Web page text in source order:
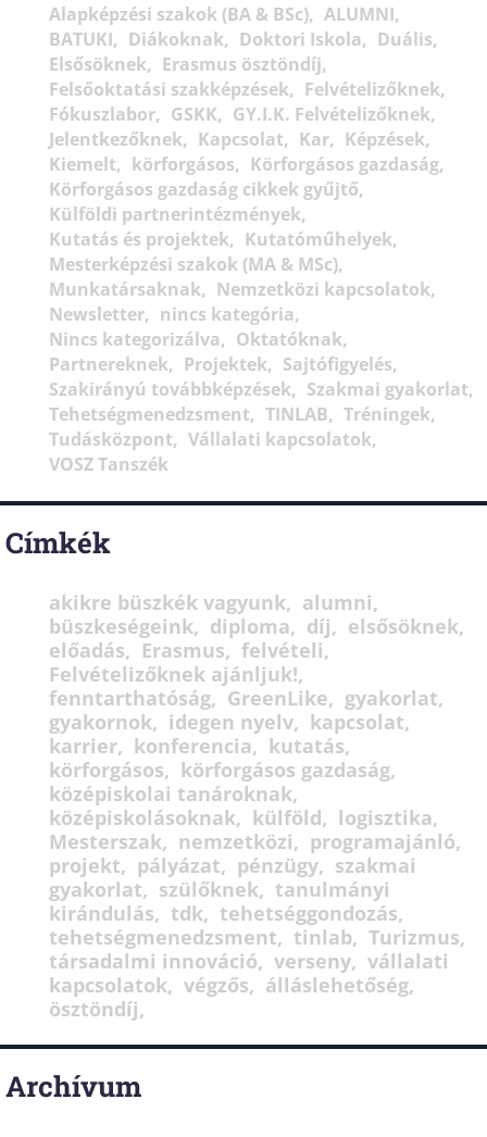
Alapképzési szakok (BA & BSc)
ALUMNI
BATUKI
Diákoknak Doktori Iskola
Duális
Elsősöknek
Erasmus ösztöndíj
Felsőoktatási szakképzések
Felvételizőknek
Fókuszlabor
GSKK
GY.I.K. Felvételizőknek
Jelentkezőknek
Kapcsolat Kar
Képzések
Kiemelt
körforgásos
Körforgásos gazdaság
Körforgásos gazdaság cikkek gyűjtő
Külföldi partnerintézmények
Kutatás és projektek
Kutatóműhelyek
Mesterképzési szakok (MA & MSc)
Munkatársaknak
Nemzetközi kapcsolatok
Newsletter
nincs kategória
Nincs kategorizálva
Oktatóknak
Partnereknek
Projektek
Sajtófigyelés
Szakirányú továbbképzések
Szakmai gyakorlat
Tehetségmenedzsment
TINLAB
Tréningek
Tudásközpont
Vállalati kapcsolatok
VOSZ Tanszék
Címkék
akikre büszkék vagyunk
alumni
büszkeségeink
diploma díj
elsősöknek
előadás
Erasmus
felvételi
Felvételizőknek ajánljuk!
fenntarthatóság
GreenLike
gyakorlat
gyakornok
idegen nyelv
kapcsolat
karrier
konferencia
kutatás
körforgásos
körforgásos gazdaság
középiskolai tanároknak
középiskolásoknak
külföld
logisztika
Mesterszak
nemzetközi
programajánló
projekt
pályázat pénzügy
szakmai
gyakorlat
szülőknek
tanulmányi
kirándulás
tdk
tehetséggondozás
tehetségmenedzsment
tinlab
Turizmus
társadalmi innováció
verseny
vállalati
kapcsolatok
végzős
álláslehetőség
ösztöndíj
Archívum